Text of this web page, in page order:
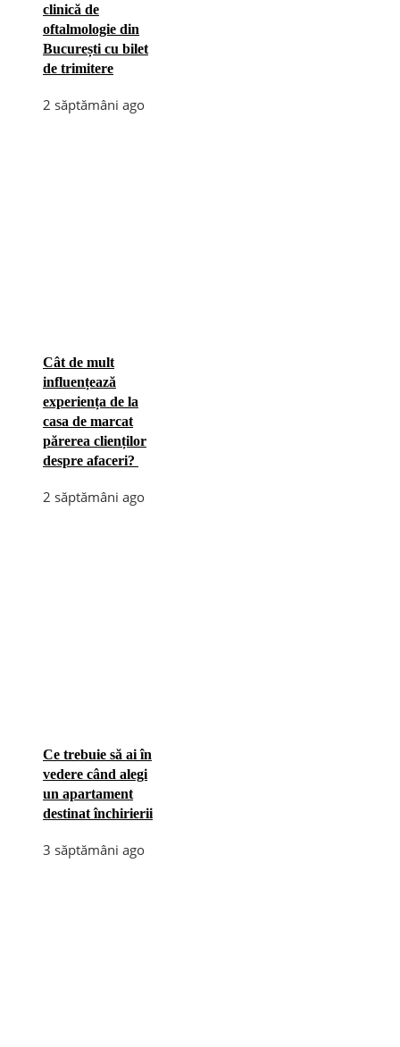
clinică de
oftalmologie din
București cu bilet
de trimitere
2 săptămâni ago
Cât de mult
influențează
experiența de la
casa de marcat
părerea clienților
despre afaceri?
2 săptămâni ago
Ce trebuie să ai în
vedere când alegi
un apartament
destinat închirierii
3 săptămâni ago